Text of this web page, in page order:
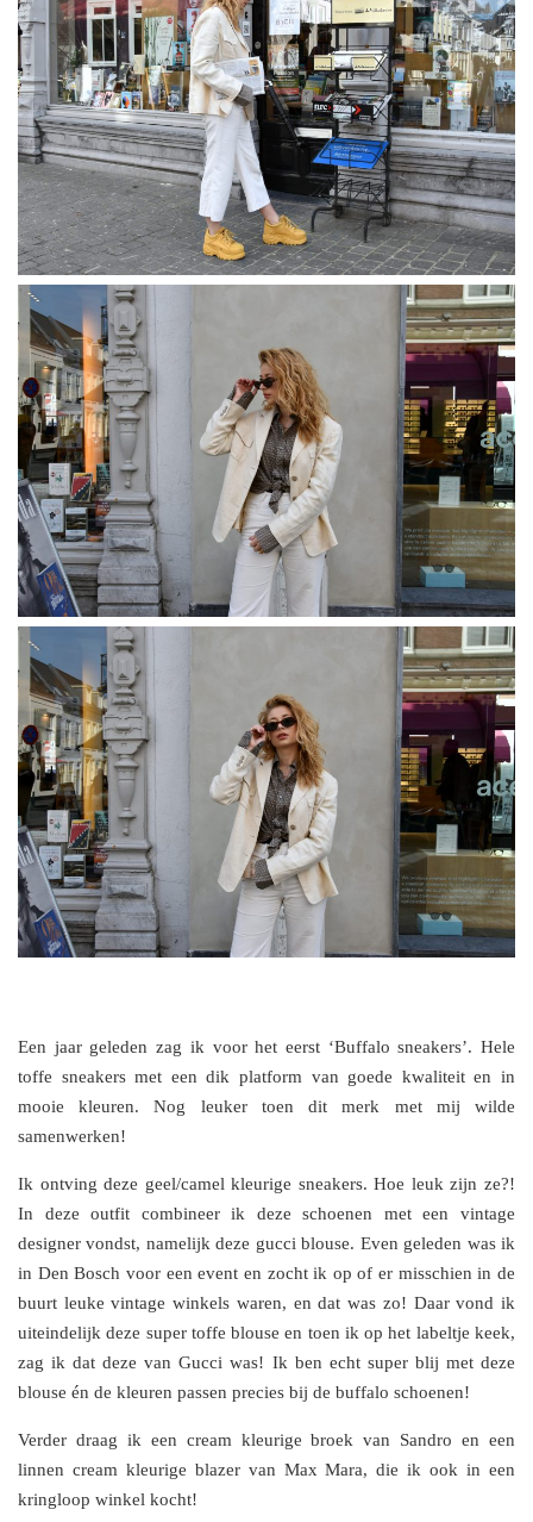
Een jaar geleden zag ik voor het eerst ‘Buffalo sneakers’. Hele
toffe sneakers met een dik platform van goede kwaliteit en in
mooie kleuren. Nog leuker toen dit merk met mij wilde
samenwerken!
Ik ontving deze geel/camel kleurige sneakers. Hoe leuk zijn ze?!
In deze outfit combineer ik deze schoenen met een vintage
designer vondst, namelijk deze gucci blouse. Even geleden was ik
in Den Bosch voor een event en zocht ik op of er misschien in de
buurt leuke vintage winkels waren, en dat was zo! Daar vond ik
uiteindelijk deze super toffe blouse en toen ik op het labeltje keek,
zag ik dat deze van Gucci was! Ik ben echt super blij met deze
blouse én de kleuren passen precies bij de buffalo schoenen!
Verder draag ik een cream kleurige broek van Sandro en een
linnen cream kleurige blazer van Max Mara, die ik ook in een
kringloop winkel kocht!